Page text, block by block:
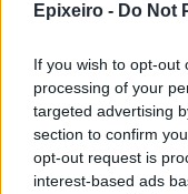
Epixeiro - Do Not
If you wish to opt-out
processing of your
targeted advertising
section to confirm
opt-out request is
interest-based ads
TP Greece:
μέλλον του